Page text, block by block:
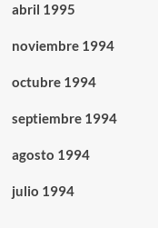
abril 1995
noviembre 1994
octubre 1994
septiembre 1994
agosto 1994
julio 1994